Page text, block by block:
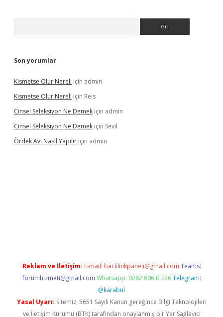
Son yorumlar
Kismetse Olur Nereli için admin
Kismetse Olur Nereli için Reis
Cinsel Seleksiyon Ne Demek için admin
Cinsel Seleksiyon Ne Demek için Sevil
Ördek Avı Nasıl Yapılır için admin
Reklam ve İletişim: E-mail: backlinkpaneli@gmail.com Teams:
forumhizmeti@gmail.com Whatsapp: 0262 606 0 726 Telegram:
@karabul
Yasal Uyarı: Sitemiz, 5651 Sayılı Kanun gereğince Bilgi Teknolojileri
ve İletişim Kurumu (BTK) tarafından onaylanmış bir Yer Sağlayıcı